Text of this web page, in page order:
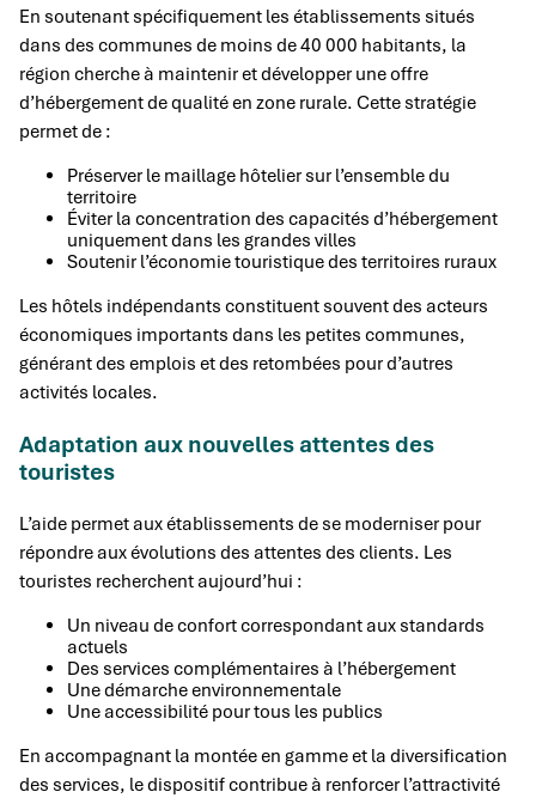
En soutenant spécifiquement les établissements situés
dans des communes de moins de 40 000 habitants, la
région cherche à maintenir et développer une offre
d’hébergement de qualité en zone rurale. Cette stratégie
permet de :
Préserver le maillage hôtelier sur l’ensemble du
territoire
Éviter la concentration des capacités d’hébergement
uniquement dans les grandes villes
Soutenir l’économie touristique des territoires ruraux
Les hôtels indépendants constituent souvent des acteurs
économiques importants dans les petites communes,
générant des emplois et des retombées pour d’autres
activités locales.
Adaptation aux nouvelles attentes des
touristes
L’aide permet aux établissements de se moderniser pour
répondre aux évolutions des attentes des clients. Les
touristes recherchent aujourd’hui :
Un niveau de confort correspondant aux standards
actuels
Des services complémentaires à l’hébergement
Une démarche environnementale
Une accessibilité pour tous les publics
En accompagnant la montée en gamme et la diversification
des services, le dispositif contribue à renforcer l’attractivité